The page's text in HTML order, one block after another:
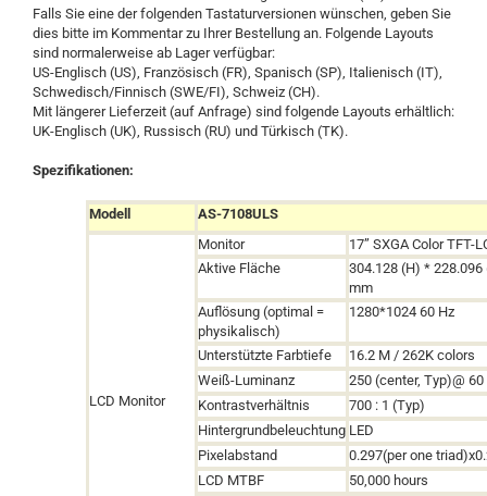
Falls Sie eine der folgenden Tastaturversionen wünschen, geben Sie
dies bitte im Kommentar zu Ihrer Bestellung an. Folgende Layouts
sind normalerweise ab Lager verfügbar:
US-Englisch (US), Französisch (FR), Spanisch (SP), Italienisch (IT),
Schwedisch/Finnisch (SWE/FI), Schweiz (CH).
Mit längerer Lieferzeit (auf Anfrage) sind folgende Layouts erhältlich:
UK-Englisch (UK), Russisch (RU) und Türkisch (TK).
Spezifikationen:
Modell AS-7108ULS
LCD Monitor
Monitor
17” SXGA Color TFT-
Aktive Fläche
304.128 (H) * 228.096
mm
Auflösung (optimal =
physikalisch)
1280*1024 60 Hz
Unterstützte Farbtiefe
16.2 M / 262K colors
Weiß-Luminanz
250 (center, Typ)@ 60
Kontrastverhältnis
700 : 1 (Typ)
Hintergrundbeleuchtung LED
Pixelabstand
0.297(per one
LCD MTBF
50,000 hours